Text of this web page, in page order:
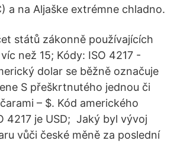
a na Aljaške extrémne chladno.
států zákonně používajících
než 15; Kódy: ISO 4217 -
dolar se běžně označuje
S přeškrtnutého jednou či
– $. Kód amerického
4217 je USD; Jaký byl vývoj
vůči české měně za poslední